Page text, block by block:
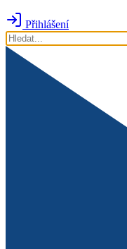
Přihlášení